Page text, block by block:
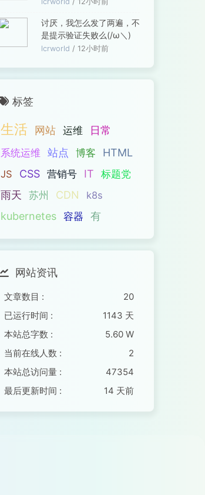
讨厌，我怎么发了两遍，不
是提示验证失败么(/ω＼)
lcrworld / 12小时前
标签
生活 网站 运维 日常
系统运维 站点 博客 HTML
JS CSS 营销号 IT 标题党
雨天 苏州 CDN k8s
kubernetes 容器 有
网站资讯
文章数目 :
20
已运行时间 :
1143 天
本站总字数 :
5.60 W
当前在线人数 :
2
本站总访问量 :
47354
最后更新时间 :
14 天前